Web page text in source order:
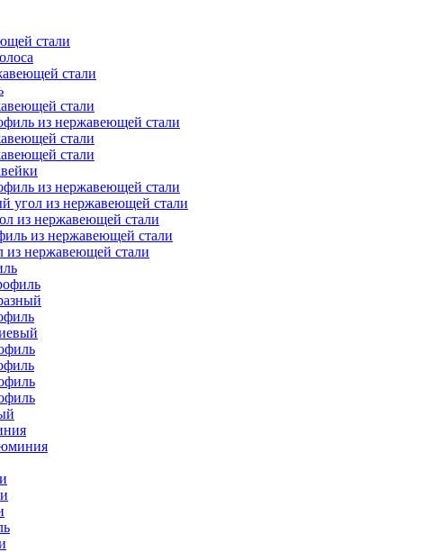
стали
стали
стали
из нержавеющей стали
стали
стали
из нержавеющей стали
угол из нержавеющей стали
из нержавеющей стали
из нержавеющей стали
нержавеющей стали